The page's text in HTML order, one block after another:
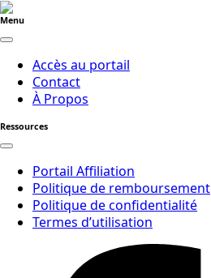
Menu
Accès au portail
Contact
À Propos
Ressources
Portail Affiliation
Politique de remboursement
Politique de confidentialité
Termes d’utilisation